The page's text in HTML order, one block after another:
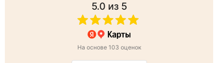
5.0 из 5
На основе 103 оценок